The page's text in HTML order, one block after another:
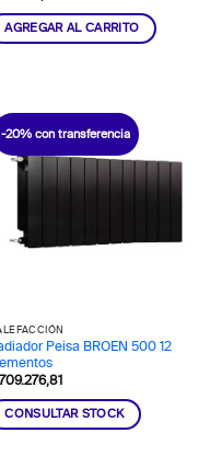
AGREGAR AL CARRITO
-20% con transferencia
Peisa BROEN 500 12
CONSULTAR STOCK